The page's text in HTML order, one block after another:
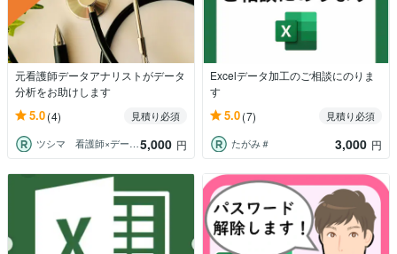
元看護師データアナリストがデータ
分析をお助けします
5.0(4)
見積り必須
ツシマ 看護師×データ分析5,000 円
Excelデータ加工のご相談にのりま
す
5.0(7)
見積り必須
たがみ＃
3,000 円